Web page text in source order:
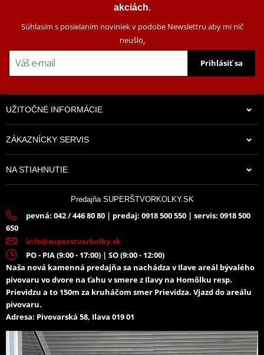
akciách.
Súhlasím s posielaním noviniek v podobe Newslettru aby mi nič
neušlo.
Prihlásiť sa
UŽITOČNÉ INFORMÁCIE
ZÁKAZNÍCKY SERVIS
NA STIAHNUTIE
Predajňa SUPERŠTVORKOLKY.SK
pevná: 042 / 446 80 80 | predaj: 0918 500 550 | servis: 0918 500
650
info@superstvorkolky.sk
PO - PIA (9:00 - 17:00) | SO (9:00 - 12:00)
Naša nová kamenná predajňa sa nachádza v Ilave areál bývalého
pivovaru vo dvore na ťahu v smere z Ilavy na Homôlku resp.
Prievidzu a to 150m za kruháčom smer Prievidza. Vjazd do areálu
pivovaru.
Adresa: Pivovarská 58, Ilava 019 01